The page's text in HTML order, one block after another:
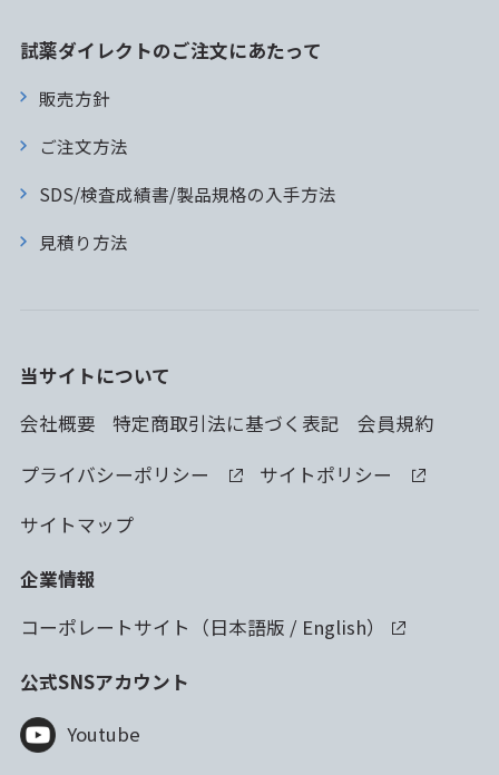
試薬ダイレクトのご注文にあたって
販売方針
ご注文方法
SDS/検査成績書/製品規格の入手方法
見積り方法
当サイトについて
会社概要
特定商取引法に基づく表記
会員規約
プライバシーポリシー
サイトポリシー
サイトマップ
企業情報
コーポレートサイト（日本語版 / English）
公式SNSアカウント
Youtube